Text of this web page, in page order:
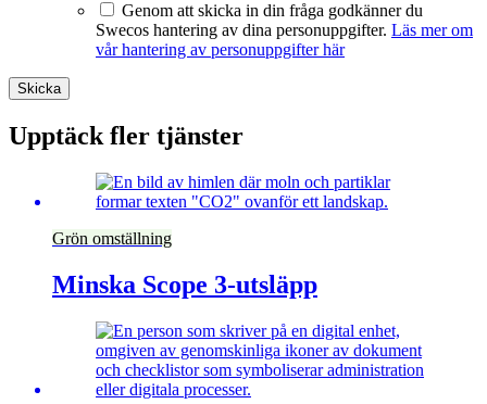
Genom att skicka in din fråga godkänner du
Swecos hantering av dina personuppgifter. Läs mer om
vår hantering av personuppgifter här
Skicka
Upptäck fler tjänster
Grön omställning
Minska Scope 3-utsläpp